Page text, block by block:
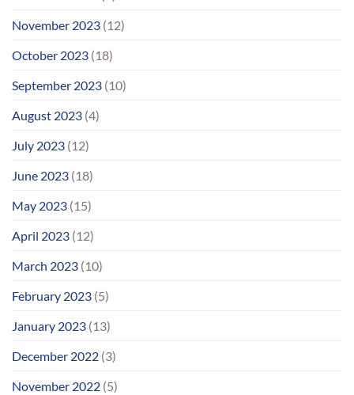
November 2023 (12)
October 2023 (18)
September 2023 (10)
August 2023 (4)
July 2023 (12)
June 2023 (18)
May 2023 (15)
April 2023 (12)
March 2023 (10)
February 2023 (5)
January 2023 (13)
December 2022 (3)
November 2022 (5)